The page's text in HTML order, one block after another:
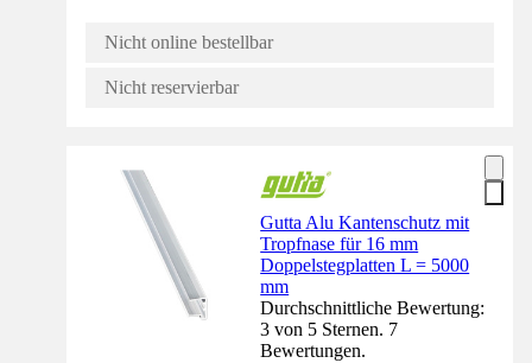
Nicht online bestellbar
Nicht reservierbar
Gutta Alu Kantenschutz mit
Tropfnase für 16 mm
Doppelstegplatten L = 5000
mm
Durchschnittliche Bewertung:
3 von 5 Sternen. 7
Bewertungen.